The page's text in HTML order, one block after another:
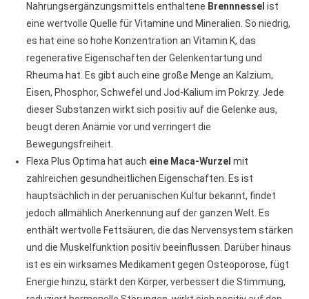
Nahrungsergänzungsmittels enthaltene Brennnessel ist
eine wertvolle Quelle für Vitamine und Mineralien. So niedrig,
es hat eine so hohe Konzentration an Vitamin K, das
regenerative Eigenschaften der Gelenkentartung und
Rheuma hat. Es gibt auch eine große Menge an Kalzium,
Eisen, Phosphor, Schwefel und Jod-Kalium im Pokrzy. Jede
dieser Substanzen wirkt sich positiv auf die Gelenke aus,
beugt deren Anämie vor und verringert die
Bewegungsfreiheit.
Flexa Plus Optima hat auch eine Maca-Wurzel mit
zahlreichen gesundheitlichen Eigenschaften. Es ist
hauptsächlich in der peruanischen Kultur bekannt, findet
jedoch allmählich Anerkennung auf der ganzen Welt. Es
enthält wertvolle Fettsäuren, die das Nervensystem stärken
und die Muskelfunktion positiv beeinflussen. Darüber hinaus
ist es ein wirksames Medikament gegen Osteoporose, fügt
Energie hinzu, stärkt den Körper, verbessert die Stimmung,